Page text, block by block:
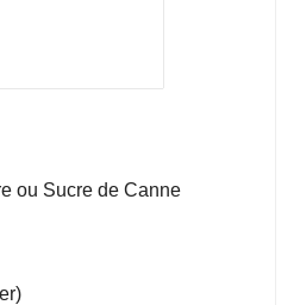
ou Sucre de Canne